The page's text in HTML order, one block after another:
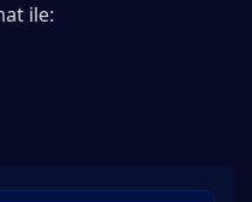
ile: